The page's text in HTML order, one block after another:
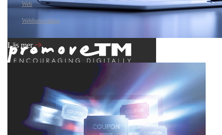
Web
Webbutveckling
Läs mer